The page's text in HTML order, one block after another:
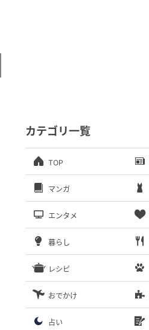
カテゴリ一覧
TOP
マンガ
エンタメ
暮らし
レシピ
おでかけ
占い